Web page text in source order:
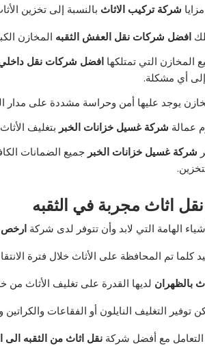
شركة تركيب الاثاث بالنسبة إلى تخزين
افضل شركات نقل العفش الثقبه المخازن
المخازن التي تمتلكها افضل شركات نقل
إلى أي مشكلة.
يوجد عليها أمن وحراسة مشددة على مدار
عمالة شركة غسيل خزانات الخبر بتغليف
شركة غسيل خزانات الخبر جميع الضمانات
اثاث مجربة في الثقبه
الهامة التي لابد وأن تتوفر لدى شركة
كلما تم المحافظة على الأثاث خلال فترة
بالظهران لديها القدرة على تغليف الأثاث من
توفير التغليف النايلون أو الفقاعات
مع أفضل شركة نقل اثاث من الثقبه الى